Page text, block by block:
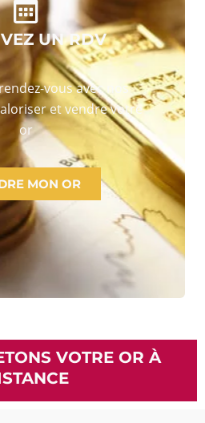
UN RDV
vous avec nos
et vendre votre
or
MON OR
VOTRE OR À